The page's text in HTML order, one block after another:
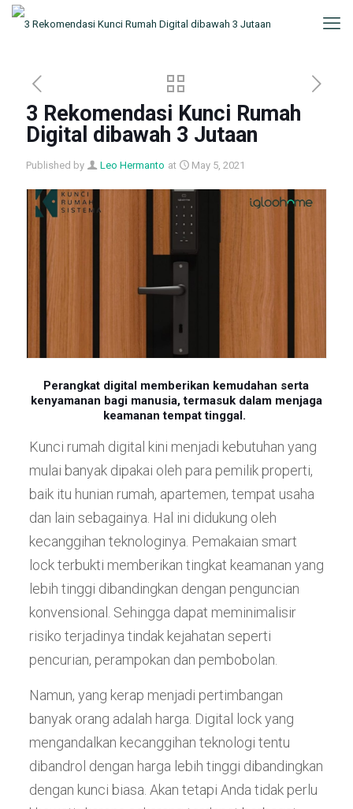
3 Rekomendasi Kunci Rumah
Digital dibawah 3 Jutaan
Published by Leo Hermanto at May 5, 2021
Perangkat digital memberikan kemudahan serta
kenyamanan bagi manusia, termasuk dalam menjaga
keamanan tempat tinggal.
Kunci rumah digital kini menjadi kebutuhan yang
mulai banyak dipakai oleh para pemilik properti,
baik itu hunian rumah, apartemen, tempat usaha
dan lain sebagainya. Hal ini didukung oleh
kecanggihan teknologinya. Pemakaian smart
lock terbukti memberikan tingkat keamanan yang
lebih tinggi dibandingkan dengan penguncian
konvensional. Sehingga dapat meminimalisir
risiko terjadinya tindak kejahatan seperti
pencurian, perampokan dan pembobolan.
Namun, yang kerap menjadi pertimbangan
banyak orang adalah harga. Digital lock yang
mengandalkan kecanggihan teknologi tentu
dibandrol dengan harga lebih tinggi dibandingkan
dengan kunci biasa. Akan tetapi Anda tidak perlu